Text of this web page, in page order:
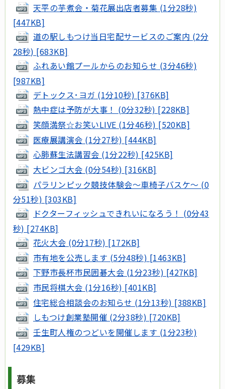
天平の芋煮会・菊花展出店者募集 (1分28秒)
[447KB]
道の駅しもつけ当日宅配サービスのご案内 (2分
28秒) [683KB]
ふれあい館プールからのお知らせ (3分46秒)
[987KB]
デトックス･ヨガ (1分10秒) [376KB]
熱中症は予防が大事！ (0分32秒) [228KB]
笑顔満祭☆お笑いLIVE (1分46秒) [520KB]
医療展講演会 (1分27秒) [444KB]
心肺蘇生法講習会 (1分22秒) [425KB]
大ビンゴ大会 (0分54秒) [316KB]
パラリンピック競技体験会～車椅子バスケ～ (0
分51秒) [303KB]
ドクターフィッシュできれいになろう！ (0分43
秒) [274KB]
花火大会 (0分17秒) [172KB]
市有地を公売します (5分48秒) [1463KB]
下野市長杯市民囲碁大会 (1分23秒) [427KB]
市民将棋大会 (1分16秒) [401KB]
住宅総合相談会のお知らせ (1分13秒) [388KB]
しもつけ創業塾開催 (2分38秒) [720KB]
壬生町人権のつどいを開催します (1分23秒)
[429KB]
募集